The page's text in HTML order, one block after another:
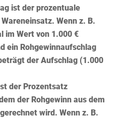
ist der prozentuale
Wenn z. B.
im Wert von 1.000 €
ein Rohgewinnaufschlag
der Aufschlag (1.000
der Prozentsatz
der Rohgewinn aus dem
wird. Wenn z. B.